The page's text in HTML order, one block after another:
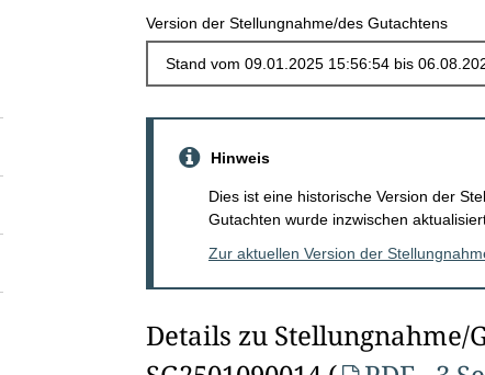
Version der Stellungnahme/des Gutachtens
Hinweis
Dies ist eine historische Version der
Gutachten wurde inzwischen
Zur aktuellen Version der
Details zu Stellungnahme/